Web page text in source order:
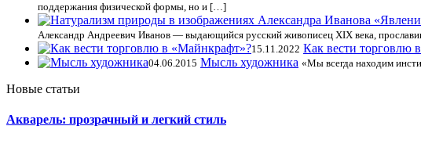
поддержания физической формы, но и […]
Александр Андреевич Иванов — выдающийся русский живописец XIX века,
15.11.2022 Как вести торговлю
04.06.2015 Мысль художника «Мы всегда находим
Новые статьи
Акварель: прозрачный и легкий стиль